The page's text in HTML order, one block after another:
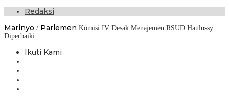
Redaksi
Marinyo / Parlemen Komisi IV Desak Menajemen RSUD Haulussy
Diperbaiki
Ikuti Kami